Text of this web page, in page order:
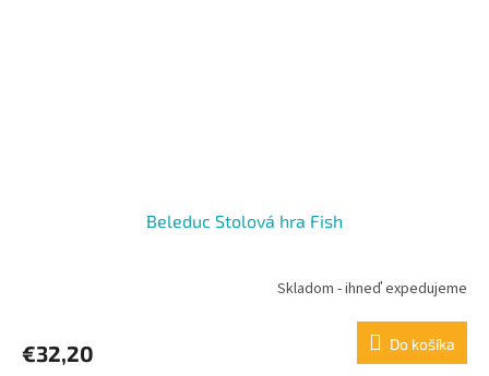
Beleduc Stolová hra Fish
Skladom - ihneď expedujeme
€32,20 Do košíka